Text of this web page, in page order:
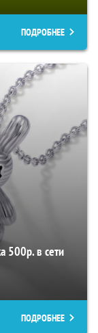
ПОДРОБНЕЕ
500р. в сети
ПОДРОБНЕЕ